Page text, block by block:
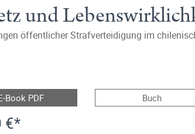
und
öffentlicher Strafverteidigung im
Book PDF Buch
€*